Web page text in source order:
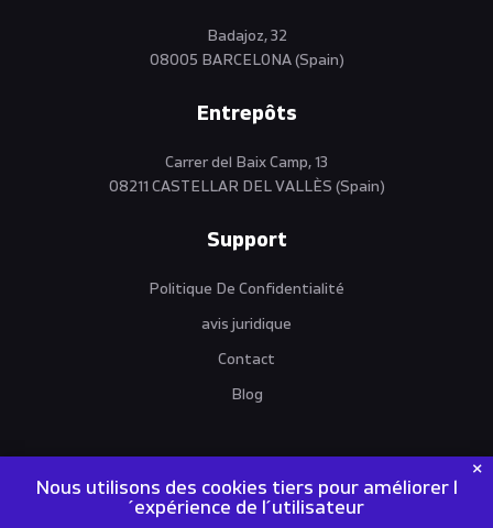
Badajoz, 32
08005 BARCELONA (Spain)
Entrepôts
Carrer del Baix Camp, 13
08211 CASTELLAR DEL VALLÈS (Spain)
Support
Politique De Confidentialité
avis juridique
Contact
Blog
Nous utilisons des cookies tiers pour améliorer l
´expérience de l´utilisateur